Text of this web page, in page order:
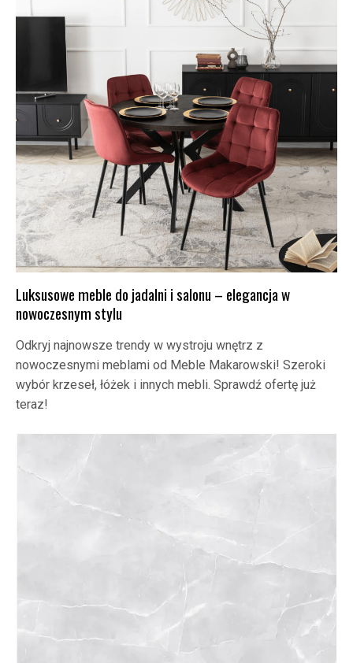
Luksusowe meble do jadalni i salonu – elegancja w
nowoczesnym stylu
Odkryj najnowsze trendy w wystroju wnętrz z
nowoczesnymi meblami od Meble Makarowski! Szeroki
wybór krzeseł, łóżek i innych mebli. Sprawdź ofertę już
teraz!